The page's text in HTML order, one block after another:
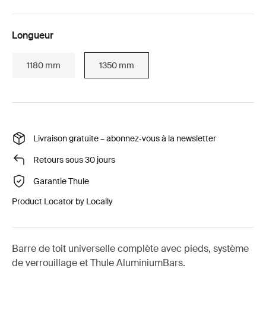
Longueur
1180 mm 1350 mm
Livraison gratuite – abonnez‑vous à la newsletter
Retours sous 30 jours
Garantie Thule
Product Locator by Locally
Barre de toit universelle complète avec pieds, système
de verrouillage et Thule AluminiumBars.